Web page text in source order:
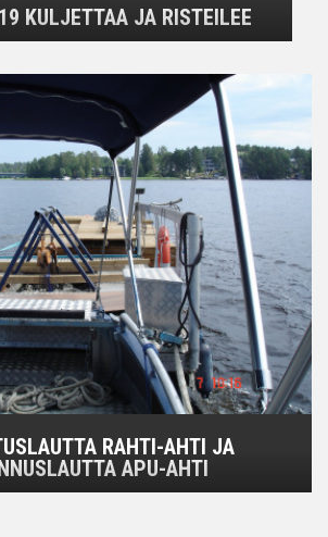
KULJETTAA JA RISTEILEE
RAHTI-AHTI JA
APU-AHTI